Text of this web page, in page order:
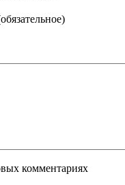
комментариях